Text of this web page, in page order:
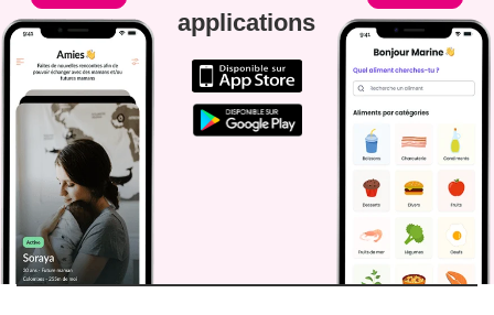
applications